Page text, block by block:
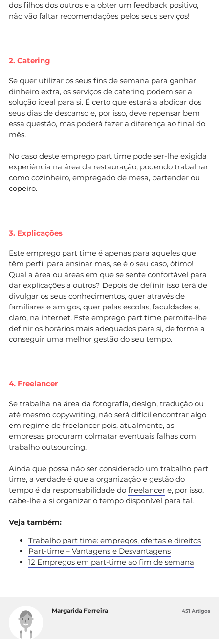
dos filhos dos outros e a obter um feedback positivo,
não vão faltar recomendações pelos seus serviços!
2. Catering
Se quer utilizar os seus fins de semana para ganhar
dinheiro extra, os serviços de catering podem ser a
solução ideal para si. É certo que estará a abdicar dos
seus dias de descanso e, por isso, deve repensar bem
essa questão, mas poderá fazer a diferença ao final do
mês.
No caso deste emprego part time pode ser-lhe exigida
experiência na área da restauração, podendo trabalhar
como cozinheiro, empregado de mesa, bartender ou
copeiro.
3. Explicações
Este emprego part time é apenas para aqueles que
têm perfil para ensinar mas, se é o seu caso, ótimo!
Qual a área ou áreas em que se sente confortável para
dar explicações a outros? Depois de definir isso terá de
divulgar os seus conhecimentos, quer através de
familiares e amigos, quer pelas escolas, faculdades e,
claro, na internet. Este emprego part time permite-lhe
definir os horários mais adequados para si, de forma a
conseguir uma melhor gestão do seu tempo.
4. Freelancer
Se trabalha na área da fotografia, design, tradução ou
até mesmo copywriting, não será difícil encontrar algo
em regime de freelancer pois, atualmente, as
empresas procuram colmatar eventuais falhas com
trabalho outsourcing.
Ainda que possa não ser considerado um trabalho part
time, a verdade é que a organização e gestão do
tempo é da responsabilidade do freelancer e, por isso,
cabe-lhe a si organizar o tempo disponível para tal.
Veja também:
Trabalho part time: empregos, ofertas e direitos
Part-time – Vantagens e Desvantagens
12 Empregos em part-time ao fim de semana
Margarida Ferreira 451 Artigos